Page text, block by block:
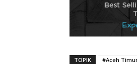
TOPIK #Aceh